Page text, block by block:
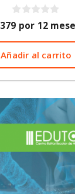
0
d
e
379 por 12
Añadir al carrito